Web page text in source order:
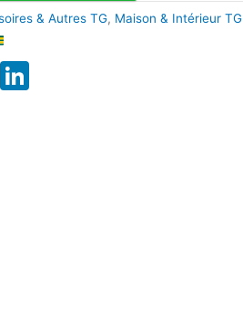
& Autres TG, Maison & Intérieur TG
WhatsApp